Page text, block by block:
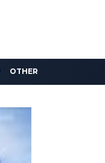
OTHER